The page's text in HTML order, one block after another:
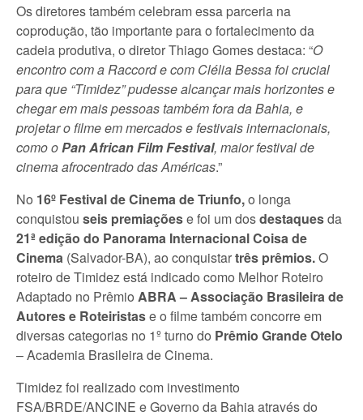
Os diretores também celebram essa parceria na
coprodução, tão importante para o fortalecimento da
cadeia produtiva, o diretor Thiago Gomes destaca: “O
encontro com a Raccord e com Clélia Bessa foi crucial
para que “Timidez” pudesse alcançar mais horizontes e
chegar em mais pessoas também fora da Bahia, e
projetar o filme em mercados e festivais internacionais,
como oPan African Film Festival, maior festival de
cinema afrocentrado das Américas.”
No 16º Festival de Cinema de Triunfo,o longa
conquistou seis premiaçõese foi um dosdestaquesda
21ª edição do Panorama Internacional Coisa de
Cinema (Salvador-BA), ao conquistartrês prêmios.O
roteiro de Timidez está indicado como Melhor Roteiro
Adaptado no Prêmio ABRA – Associação Brasileira de
Autores e Roteiristase o filme também concorre em
diversas categorias no 1º turno do Prêmio Grande Otelo
– Academia Brasileira de Cinema.
Timidez foi realizado com investimento
FSA/BRDE/ANCINE e Governo da Bahia através do